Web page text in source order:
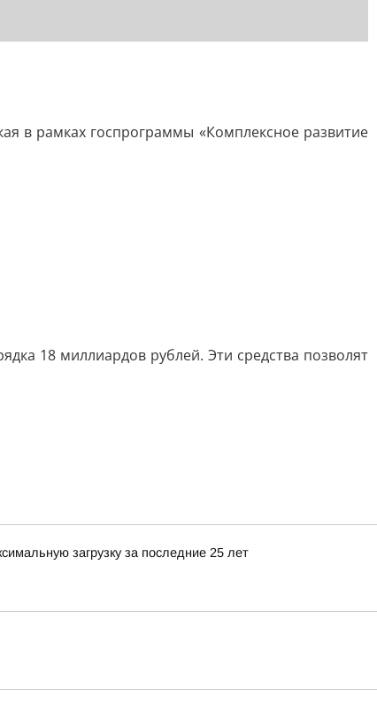
в рамках госпрограммы «Комплексное развитие
18 миллиардов рублей. Эти средства позволят
загрузку за последние 25 лет